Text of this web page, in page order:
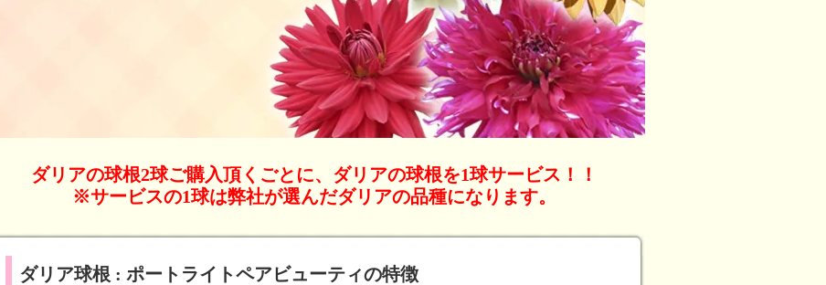
ダリアの球根2球ご購入頂くごとに、ダリアの球根を1球サービス！！
※サービスの1球は弊社が選んだダリアの品種になります。
ダリア球根 : ポートライトペアビューティの特徴